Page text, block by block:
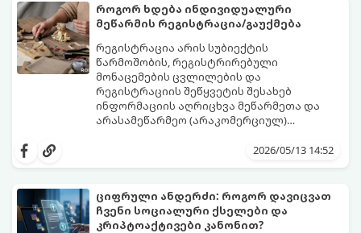
როგორ ხდება ინდივიდუალური
მეწარმის რეგისტრაცია/გაუქმება
რეგისტრაცია არის სუბიექტის
წარმოშობის, რეგისტრირებული
მონაცემების ცვლილების და
რეგისტრაციის შეწყვეტის შესახებ
ინფორმაციის აღრიცხვა მეწარმეთა და
არასამეწარმეო (არაკომერციულ)
გადაწყვეტილების მიღებით. იურიდიული
(არაკომერციული) საქმიანობა,
სავალდებულოდ უნდა დარეგისტრირდეს
რესტრში.
2026/05/13 14:52
ციფრული ანდერძი: როგორ დავიცვათ
ჩვენი სოციალური ქსელები და
კრიპტოაქტივები კანონით?